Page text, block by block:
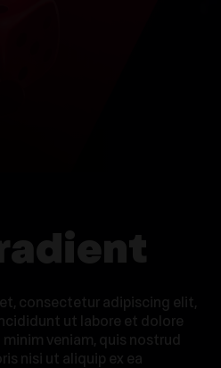
consectetur adipiscing elit,
ut labore et dolore
veniam, quis nostrud
nisi ut aliquip ex ea